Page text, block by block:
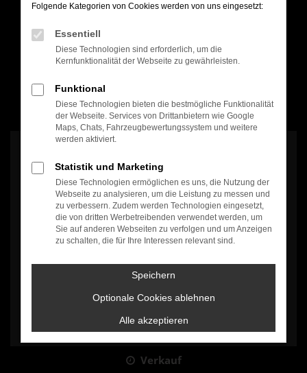
4,8
100% Weiterempfehlung
Es wird versucht, Inhalte vonwww.google.comzu laden. Dabei
können Daten an Dritte weitergegeben werden. Wenn Sie damit
einverstanden sind, klicken Sie bitte auf "Bestätigen".
Bestätigen
Verkauf
Folgende Kategorien von Cookies werden von uns eingesetzt:
Essentiell
Diese Technologien sind erforderlich, um die
Kernfunktionalität der Webseite zu gewährleisten.
Funktional
Diese Technologien bieten die bestmögliche Funktionalität
der Webseite. Services von Drittanbietern wie Google
Maps, Chats, Fahrzeugbewertungssystem und weitere
werden aktiviert.
Statistik und Marketing
Diese Technologien ermöglichen es uns, die Nutzung der
Webseite zu analysieren, um die Leistung zu messen und
zu verbessern. Zudem werden Technologien eingesetzt,
die von dritten Werbetreibenden verwendet werden, um
Sie auf anderen Webseiten zu verfolgen und um Anzeigen
zu schalten, die für Ihre Interessen relevant sind.
Speichern
Optionale Cookies ablehnen
Alle akzeptieren